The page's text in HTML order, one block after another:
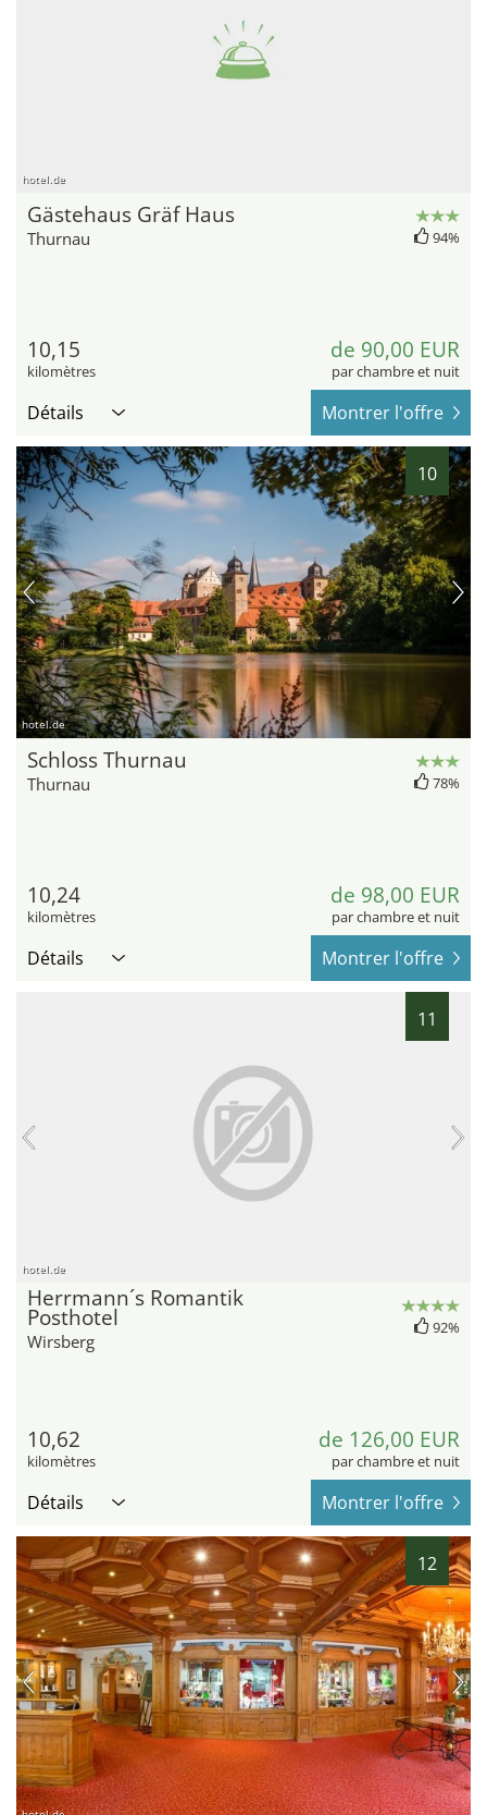
hotel.de
Gästehaus Gräf Haus
Thurnau 94%
10,15
kilomètres
de 90,00 EUR
par chambre et nuit
Détails Montrer l'offre
10
hotel.de
Schloss Thurnau
Thurnau 78%
10,24
kilomètres
de 98,00 EUR
par chambre et nuit
Détails Montrer l'offre
11
hotel.de
Herrmann´s Romantik
Posthotel
Wirsberg
92%
10,62
kilomètres
de 126,00 EUR
par chambre et nuit
Détails Montrer l'offre
12